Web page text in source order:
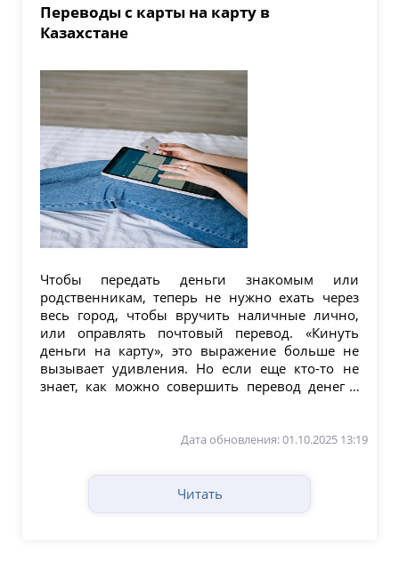
Переводы с карты на карту в
Казахстане
Чтобы передать деньги знакомым или
родственникам, теперь не нужно ехать через
весь город, чтобы вручить наличные лично,
или оправлять почтовый перевод. «Кинуть
деньги на карту», это выражение больше не
вызывает удивления. Но если еще кто-то не
знает, как можно совершить перевод денег с
Дата обновления: 01.10.2025 13:19
Читать